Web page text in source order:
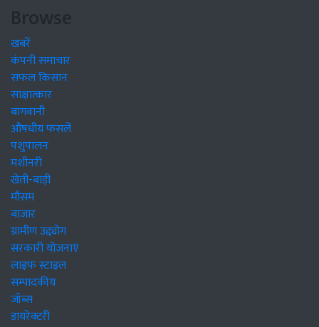
Browse
खबरें
कंपनी समाचार
सफल किसान
साक्षात्कार
बागवानी
औषधीय फसलें
पशुपालन
मशीनरी
खेती-बाड़ी
मौसम
बाजार
ग्रामीण उद्द्योग
सरकारी योजनाएं
लाइफ स्टाइल
सम्पादकीय
जॉब्स
डायरेक्टरी